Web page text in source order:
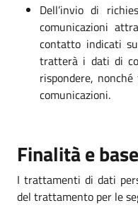
Dell’invio di
comunicazioni
contatto indicati
tratterà i dati di
rispondere,
comunicazioni.
Finalità e
I trattamenti di dati
del trattamento per le